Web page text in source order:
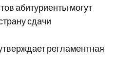
абитуриенты могут
сдачи
регламентная